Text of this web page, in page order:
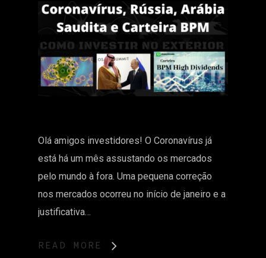
Olá amigos investidores! O Coronavírus já
está há um mês assustando os mercados
pelo mundo à fora. Uma pequena correção
nos mercados ocorreu no início de janeiro e a
justificativa…
READ MORE